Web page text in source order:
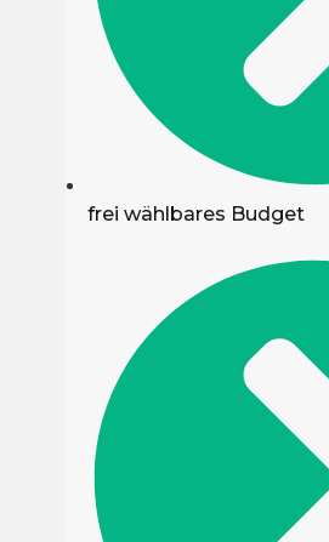
frei wählbares Budget